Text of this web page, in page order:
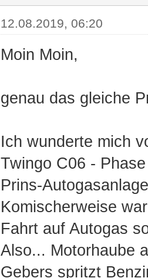
12.08.2019, 06:20
Moin Moin,
genau das gleiche
Ich wunderte mich
Twingo C06 -
Prins-
Komischerweise
Fahrt auf Autogas
Also... Motorhaube
Gebers spritzt